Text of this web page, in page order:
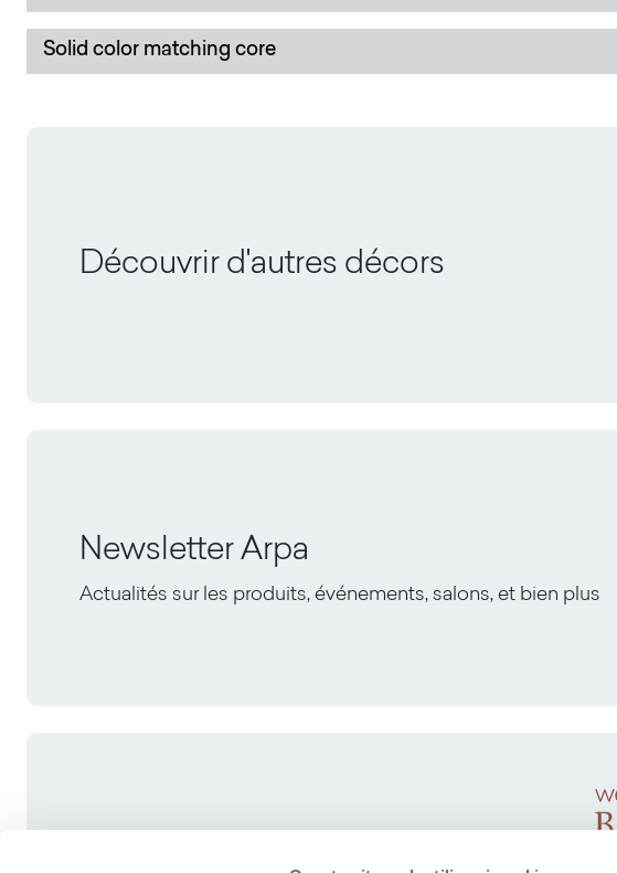
Solid color matching core
Découvrir d'autres décors
Newsletter Arpa
Actualités sur les produits, événements, salons, et bien plus